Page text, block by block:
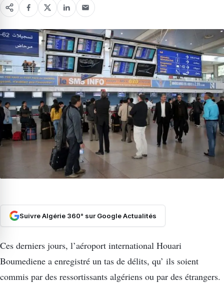
Suivre Algérie 360° sur Google Actualités
Ces derniers jours, l’aéroport international Houari
Boumediene a enregistré un tas de délits, qu’ ils soient
commis par des ressortissants algériens ou par des étrangers.